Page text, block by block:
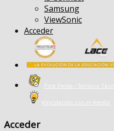
Samsung
ViewSonic
Acceder
Post Venta / Servicio
Vinculación con el medio
Acceder